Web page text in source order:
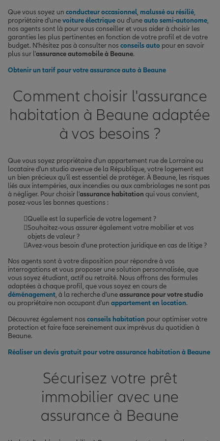
Que vous soyez un conducteur occasionnel, malussé ou résilié,
propriétaire d'unevoiture électriqueou d'uneauto semi-autonome,
nos agents sont là pour vous conseiller et vous aider à choisir les
garanties les plus pertinentes en fonction de votre profil et de votre
budget. N'hésitez pas à consulter nos conseils auto pour en savoir
plus sur l'assurance automobile à Beaune.
Obtenir un tarif pour votre assurance auto à Beaune
Comment choisir l'assurance
habitation à Beaune adaptée
à vos besoins ?
Que vous soyez propriétaire d'un appartement rue de Lorraine ou
locataire d'un studio avenue de la République, votre logement est
un bien précieux qu'il est essentiel de protéger. À Beaune, les risques
liés aux intempéries, aux incendies ou aux cambriolages ne sont pas
à négliger. Pour choisir l'assurance habitation qui vous convient,
posez-vous les bonnes questions :
Quelle est la superficie de votre logement ?
Souhaitez-vous assurer également votre mobilier et vos
objets de valeur ?
Avez-vous besoin d'une protection juridique en cas de litige ?
Nos agents sont à votre disposition pour répondre à vos
interrogations et vous proposer une solution personnalisée, que
vous soyez étudiant, actif ou retraité. Nous offrons des formules
adaptées à chaque profil, que vous soyez en cours de
déménagement, à la recherche d'uneassurance pour votre studio
ou propriétaire non occupant d'un appartement en location.
Découvrez également nos conseils habitation pour optimiser votre
protection et faire face sereinement aux imprévus du quotidien à
Beaune.
Réaliser un devis gratuit pour votre assurance habitation à Beaune
Sécurisez votre prêt
immobilier avec une
assurance à Beaune